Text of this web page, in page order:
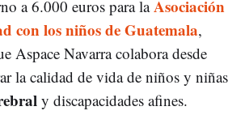
a 6.000 euros para laAsociación
con los niños de Guatemala,
Aspace Navarra colabora desde
la calidad de vida de niños y niñas
y discapacidades afines.